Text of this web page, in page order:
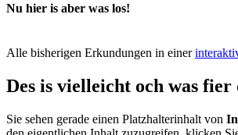
Nu hier is aber was los!
Alle bisherigen Erkundungen in einer
Des is vielleicht och was fier
Sie sehen gerade einen Platzhalterinhalt von